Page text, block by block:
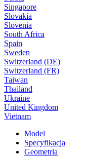
Singapore
Slovakia
Slovenia
South Africa
Spain
Sweden
Switzerland (DE)
Switzerland (FR)
Taiwan
Thailand
Ukraine
United Kingdom
Vietnam
Model
Specyfikacja
Geometria